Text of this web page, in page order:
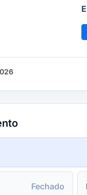
Fechado